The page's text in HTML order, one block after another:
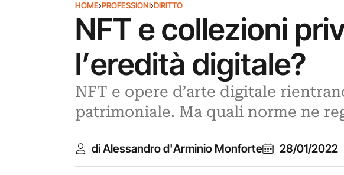
HOME›PROFESSIONI›DIRITTO
NFT e collezioni
l’eredità digitale?
NFT e opere d’arte digitale
patrimoniale. Ma quali norme ne
di Alessandro d'Arminio Monforte 28/01/2022